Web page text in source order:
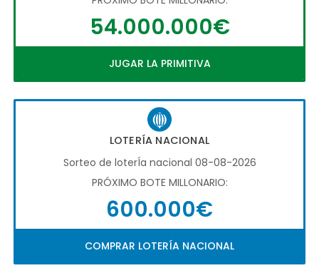
54.000.000€
JUGAR LA PRIMITIVA
LOTERÍA NACIONAL
Sorteo de loterÍa nacional 08-08-2026
PRÓXIMO BOTE MILLONARIO:
600.000€
COMPRAR LOTERÍA NACIONAL